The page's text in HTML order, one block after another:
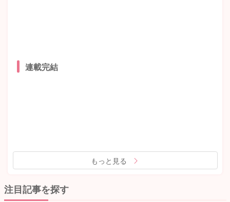
連載完結
もっと見る
注目記事を探す